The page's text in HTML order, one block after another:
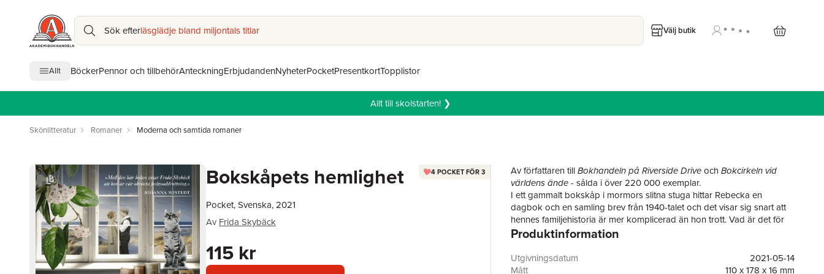
Sök efterläsglädje bland miljontals titlar Välj butik
Allt BöckerPennor och tillbehörAnteckningErbjudandenNyheterPocketPresentkortTopplistor
Allt till skolstarten! ❯
Skönlitteratur Romaner Moderna och samtida romaner
Bokskåpets hemlighet 4 POCKET FÖR 3
Pocket, Svenska, 2021
Av Frida Skybäck
115 kr
Av författaren tillBokhandeln på Riverside DriveochBokcirkeln vid
världens ände- sålda i över 220 000 exemplar.
I ett gammalt bokskåp i mormors slitna stuga hittar Rebecka en
dagbok och en samling brev från 1940-talet och det visar sig snart att
hennes familjehistoria är mer komplicerad än hon trott. Vad är det för
mörka hemligheter som hennes älskade mormor Anna har dolt under
Rebecka har flytt sin trasiga familjesituation och inte träffat sin mamma
på flera år, men när mormor hamnar på sjukhus återvänder hon
Produktinformation
Utgivningsdatum
2021-05-14
Mått
110 x 178 x 16 mm